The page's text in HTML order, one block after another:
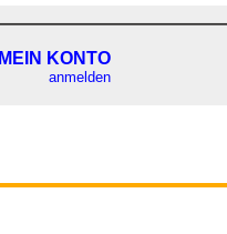
MEIN KONTO
anmelden